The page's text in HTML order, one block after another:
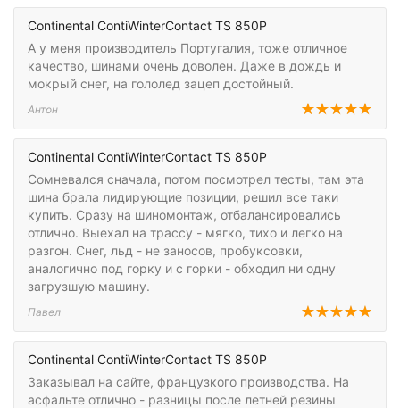
Continental ContiWinterContact TS 850P
А у меня производитель Португалия, тоже отличное
качество, шинами очень доволен. Даже в дождь и
мокрый снег, на гололед зацеп достойный.
Антон
Continental ContiWinterContact TS 850P
Сомневался сначала, потом посмотрел тесты, там эта
шина брала лидирующие позиции, решил все таки
купить. Сразу на шиномонтаж, отбалансировались
отлично. Выехал на трассу - мягко, тихо и легко на
разгон. Снег, льд - не заносов, пробуксовки,
аналогично под горку и с горки - обходил ни одну
загрузшую машину.
Павел
Continental ContiWinterContact TS 850P
Заказывал на сайте, французкого производства. На
асфальте отлично - разницы после летней резины